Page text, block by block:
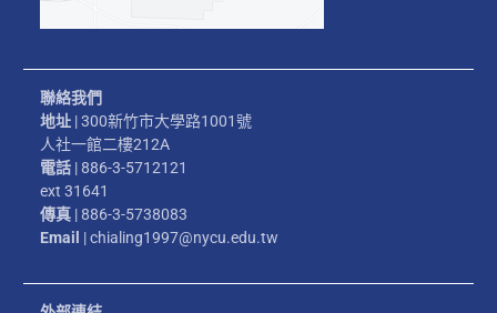
聯絡我們
地址 | 300新竹市大學路1001號
人社一館二樓212A
電話 | 886-3-5712121
ext 31641
傳真 | 886-3-5738083
Email | chialing1997@nycu.edu.tw